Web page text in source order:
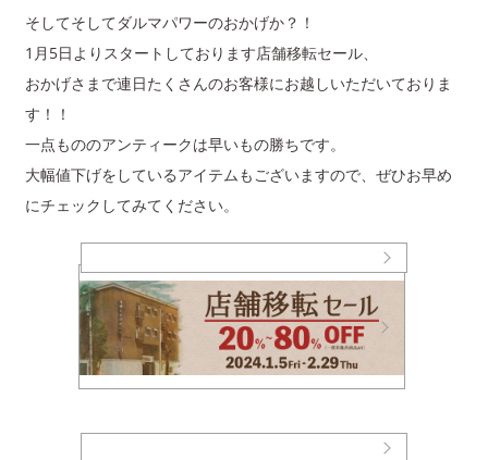
そしてそしてダルマパワーのおかげか？！
1月5日よりスタートしております店舗移転セール、
おかげさまで連日たくさんのお客様にお越しいただいておりま
す！！
一点もののアンティークは早いもの勝ちです。
大幅値下げをしているアイテムもございますので、ぜひお早め
にチェックしてみてください。